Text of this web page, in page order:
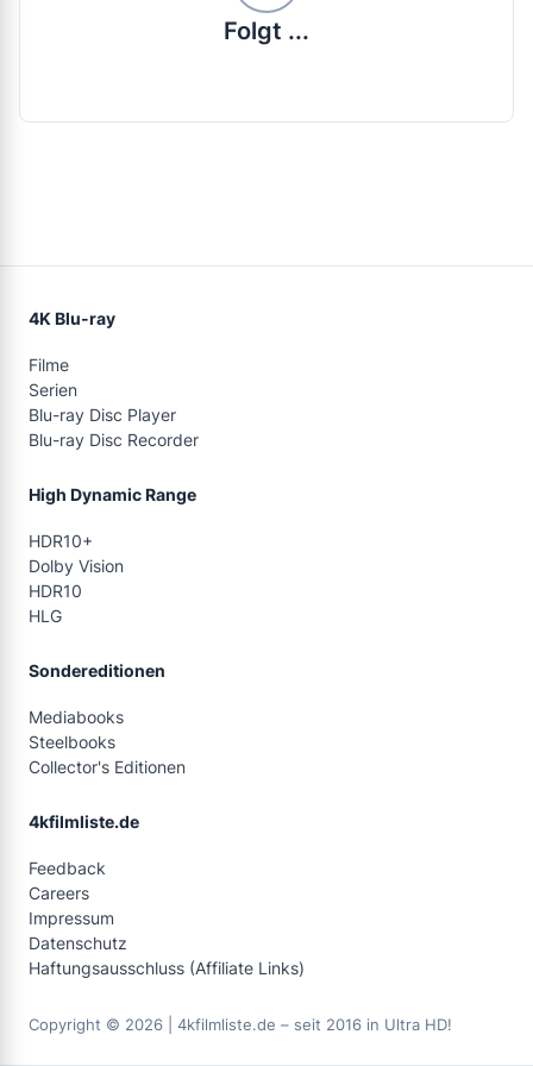
Folgt ...
4K Blu-ray
Filme
Serien
Blu-ray Disc Player
Blu-ray Disc Recorder
High Dynamic Range
HDR10+
Dolby Vision
HDR10
HLG
Sondereditionen
Mediabooks
Steelbooks
Collector's Editionen
4kfilmliste.de
Feedback
Careers
Impressum
Datenschutz
Haftungsausschluss (Affiliate Links)
Copyright © 2026 | 4kfilmliste.de – seit 2016 in Ultra HD!